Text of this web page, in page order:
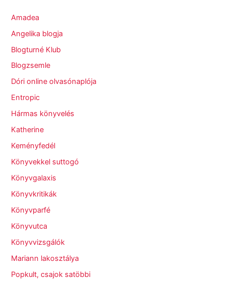
Amadea
Angelika blogja
Blogturné Klub
Blogzsemle
Dóri online olvasónaplója
Entropic
Hármas könyvelés
Katherine
Keményfedél
Könyvekkel suttogó
Könyvgalaxis
Könyvkritikák
Könyvparfé
Könyvutca
Könyvvizsgálók
Mariann lakosztálya
Popkult, csajok satöbbi